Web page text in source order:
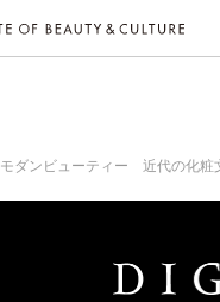
モダンビューティー 近代の化粧